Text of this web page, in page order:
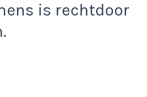
is rechtdoor